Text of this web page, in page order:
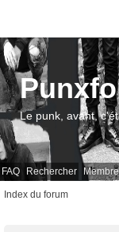
FAQ Rechercher
Le punk, avant,
Index du forum